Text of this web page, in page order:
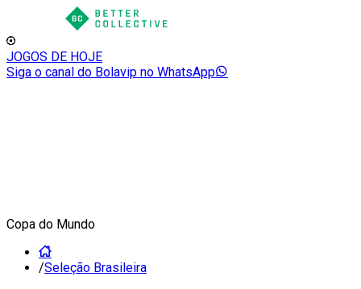
JOGOS DE HOJE
Siga o canal do Bolavip no WhatsApp
Copa do Mundo
/Seleção Brasileira